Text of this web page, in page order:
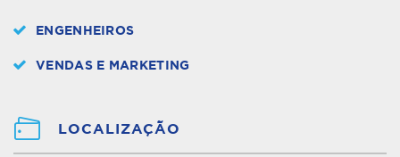
ENGENHEIROS
VENDAS E MARKETING
LOCALIZAÇÃO